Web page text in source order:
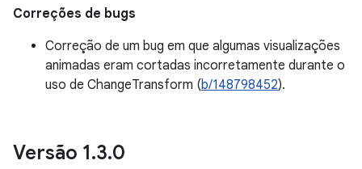
Correções de bugs
Correção de um bug em que algumas visualizações
animadas eram cortadas incorretamente durante o
uso de ChangeTransform (b/148798452).
Versão 1.3.0